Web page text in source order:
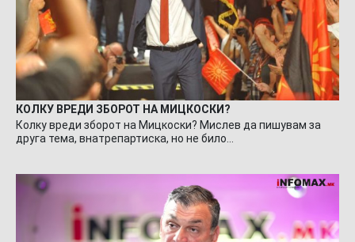
КОЛКУ ВРЕДИ ЗБОРОТ НА МИЦКОСКИ?
Колку вреди зборот на Мицкоски? Мислев да пишувам за
друга тема, внатрепартиска, но не било…